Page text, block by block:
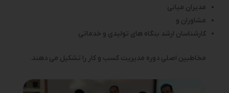
مدیران میانی
مشاوران و
کارشناسان ارشد بنگاه های تولیدی و خدماتی
مخاطبین اصلی دوره مدیریت کسب و کار را تشکیل می دهند.